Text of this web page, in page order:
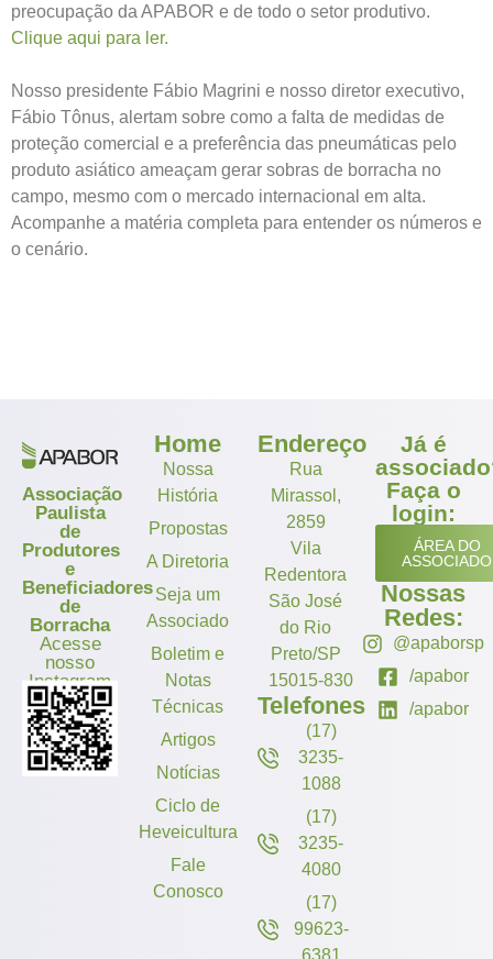
preocupação da APABOR e de todo o setor produtivo.
Clique aqui para ler.
Nosso presidente Fábio Magrini e nosso diretor executivo,
Fábio Tônus, alertam sobre como a falta de medidas de
proteção comercial e a preferência das pneumáticas pelo
produto asiático ameaçam gerar sobras de borracha no
campo, mesmo com o mercado internacional em alta.
Acompanhe a matéria completa para entender os números e
o cenário.
Associação
Paulista
de
Produtores
e
Beneficiadores
de
Borracha
Acesse
nosso
Instagram
Home
Nossa
História
Propostas
A Diretoria
Seja um
Associado
Boletim e
Notas
Técnicas
Artigos
Notícias
Ciclo de
Heveicultura
Fale
Conosco
Endereço
Rua
Mirassol,
2859
Vila
Redentora
São José
do Rio
Preto/SP
15015-830
Telefones
(17)
3235-
1088
(17)
3235-
4080
(17)
99623-
Já é
Faça o
login:
ÁREA DO
ASSOCIADO
Nossas
Redes:
@apaborsp
/apabor
/apabor